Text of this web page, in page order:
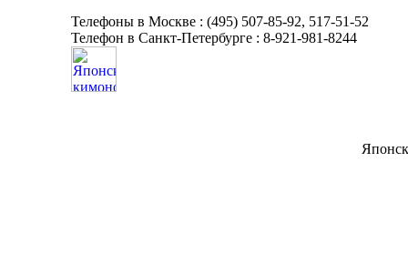
Телефоны в Москве : (495) 507-85-92, 517-51-52
Телефон в Санкт-Петербурге : 8-921-981-8244